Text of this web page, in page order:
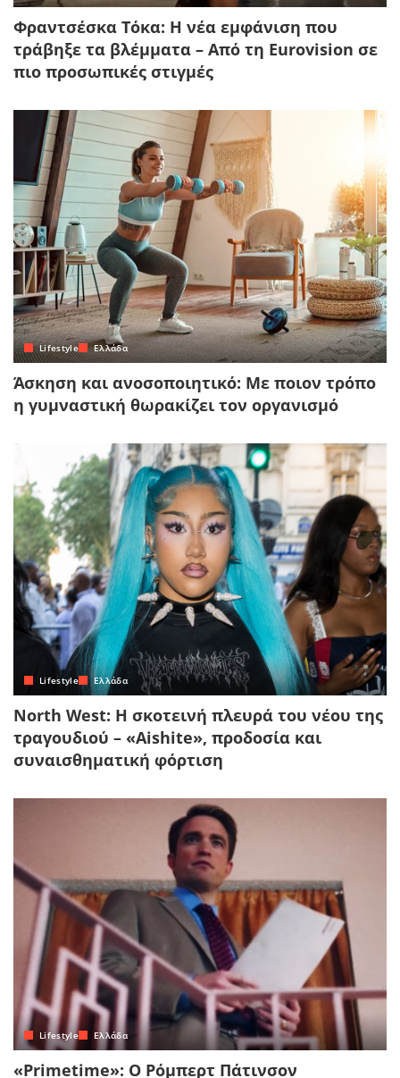
Φραντσέσκα Τόκα: Η νέα εμφάνιση που
τράβηξε τα βλέμματα – Από τη Eurovision σε
πιο προσωπικές στιγμές
Lifestyle Ελλάδα
Άσκηση και ανοσοποιητικό: Με ποιον τρόπο
η γυμναστική θωρακίζει τον οργανισμό
Lifestyle Ελλάδα
North West: Η σκοτεινή πλευρά του νέου της
τραγουδιού – «Aishite», προδοσία και
συναισθηματική φόρτιση
Lifestyle Ελλάδα
«Primetime»: Ο Ρόμπερτ Πάτινσον